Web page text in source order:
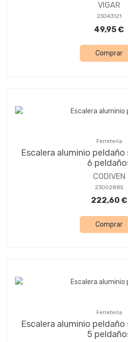
VIGAR
23043121
49,95 €
Comprar
Ferretería
Escalera aluminio
6
CODIVEN
23002885
222,60 €
Comprar
Ferretería
Escalera aluminio
5